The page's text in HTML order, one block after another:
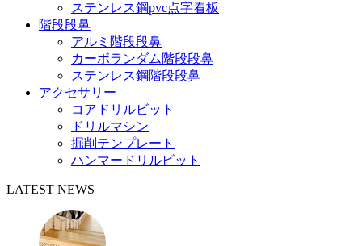
ステンレス鋼pvc点字看板
階段段鼻
アルミ階段段鼻
カーボランダム階段段鼻
ステンレス鋼階段段鼻
アクセサリー
コアドリルビット
ドリルマシン
掘削テンプレート
ハンマードリルビット
LATEST NEWS